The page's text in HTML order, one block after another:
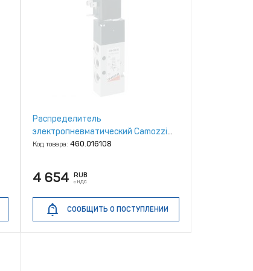
Распределитель
электропневматический Camozzi
358‑015‑02
Код товара:460.016108
4 654 RUB
с НДС
СООБЩИТЬ О ПОСТУПЛЕНИИ